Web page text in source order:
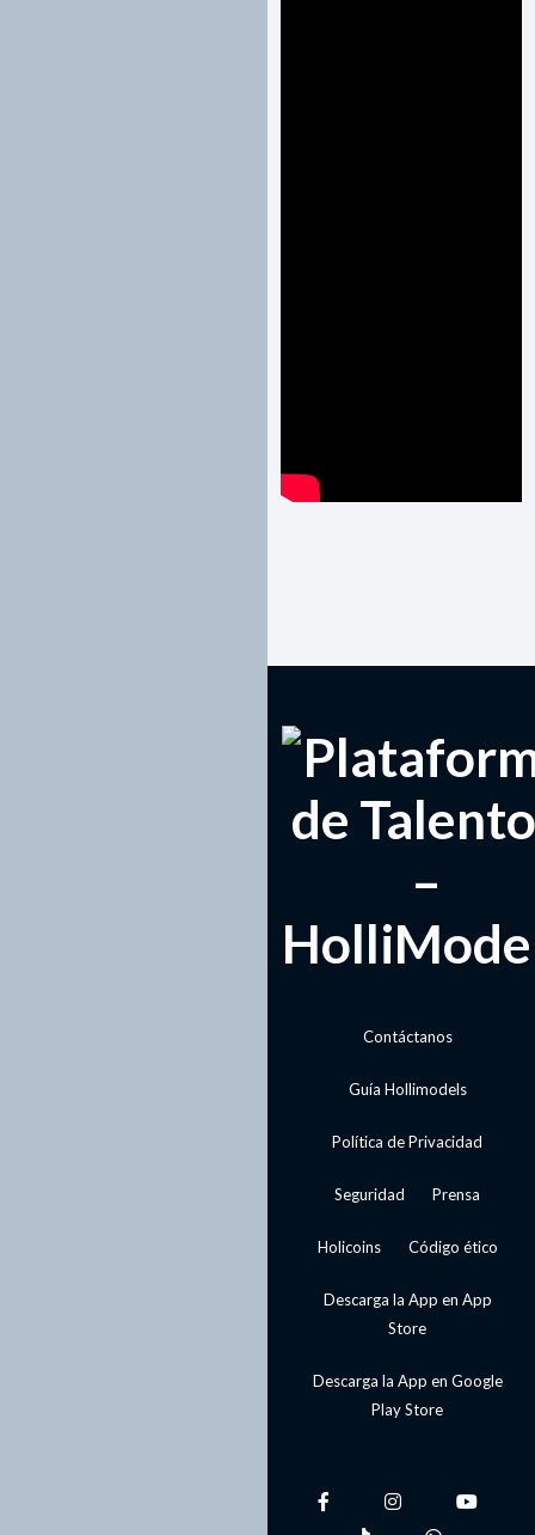
Contáctanos
Guía Hollimodels
Política de Privacidad
Seguridad Prensa
Holicoins Código ético
Descarga la App en App
Store
Descarga la App en Google
Play Store